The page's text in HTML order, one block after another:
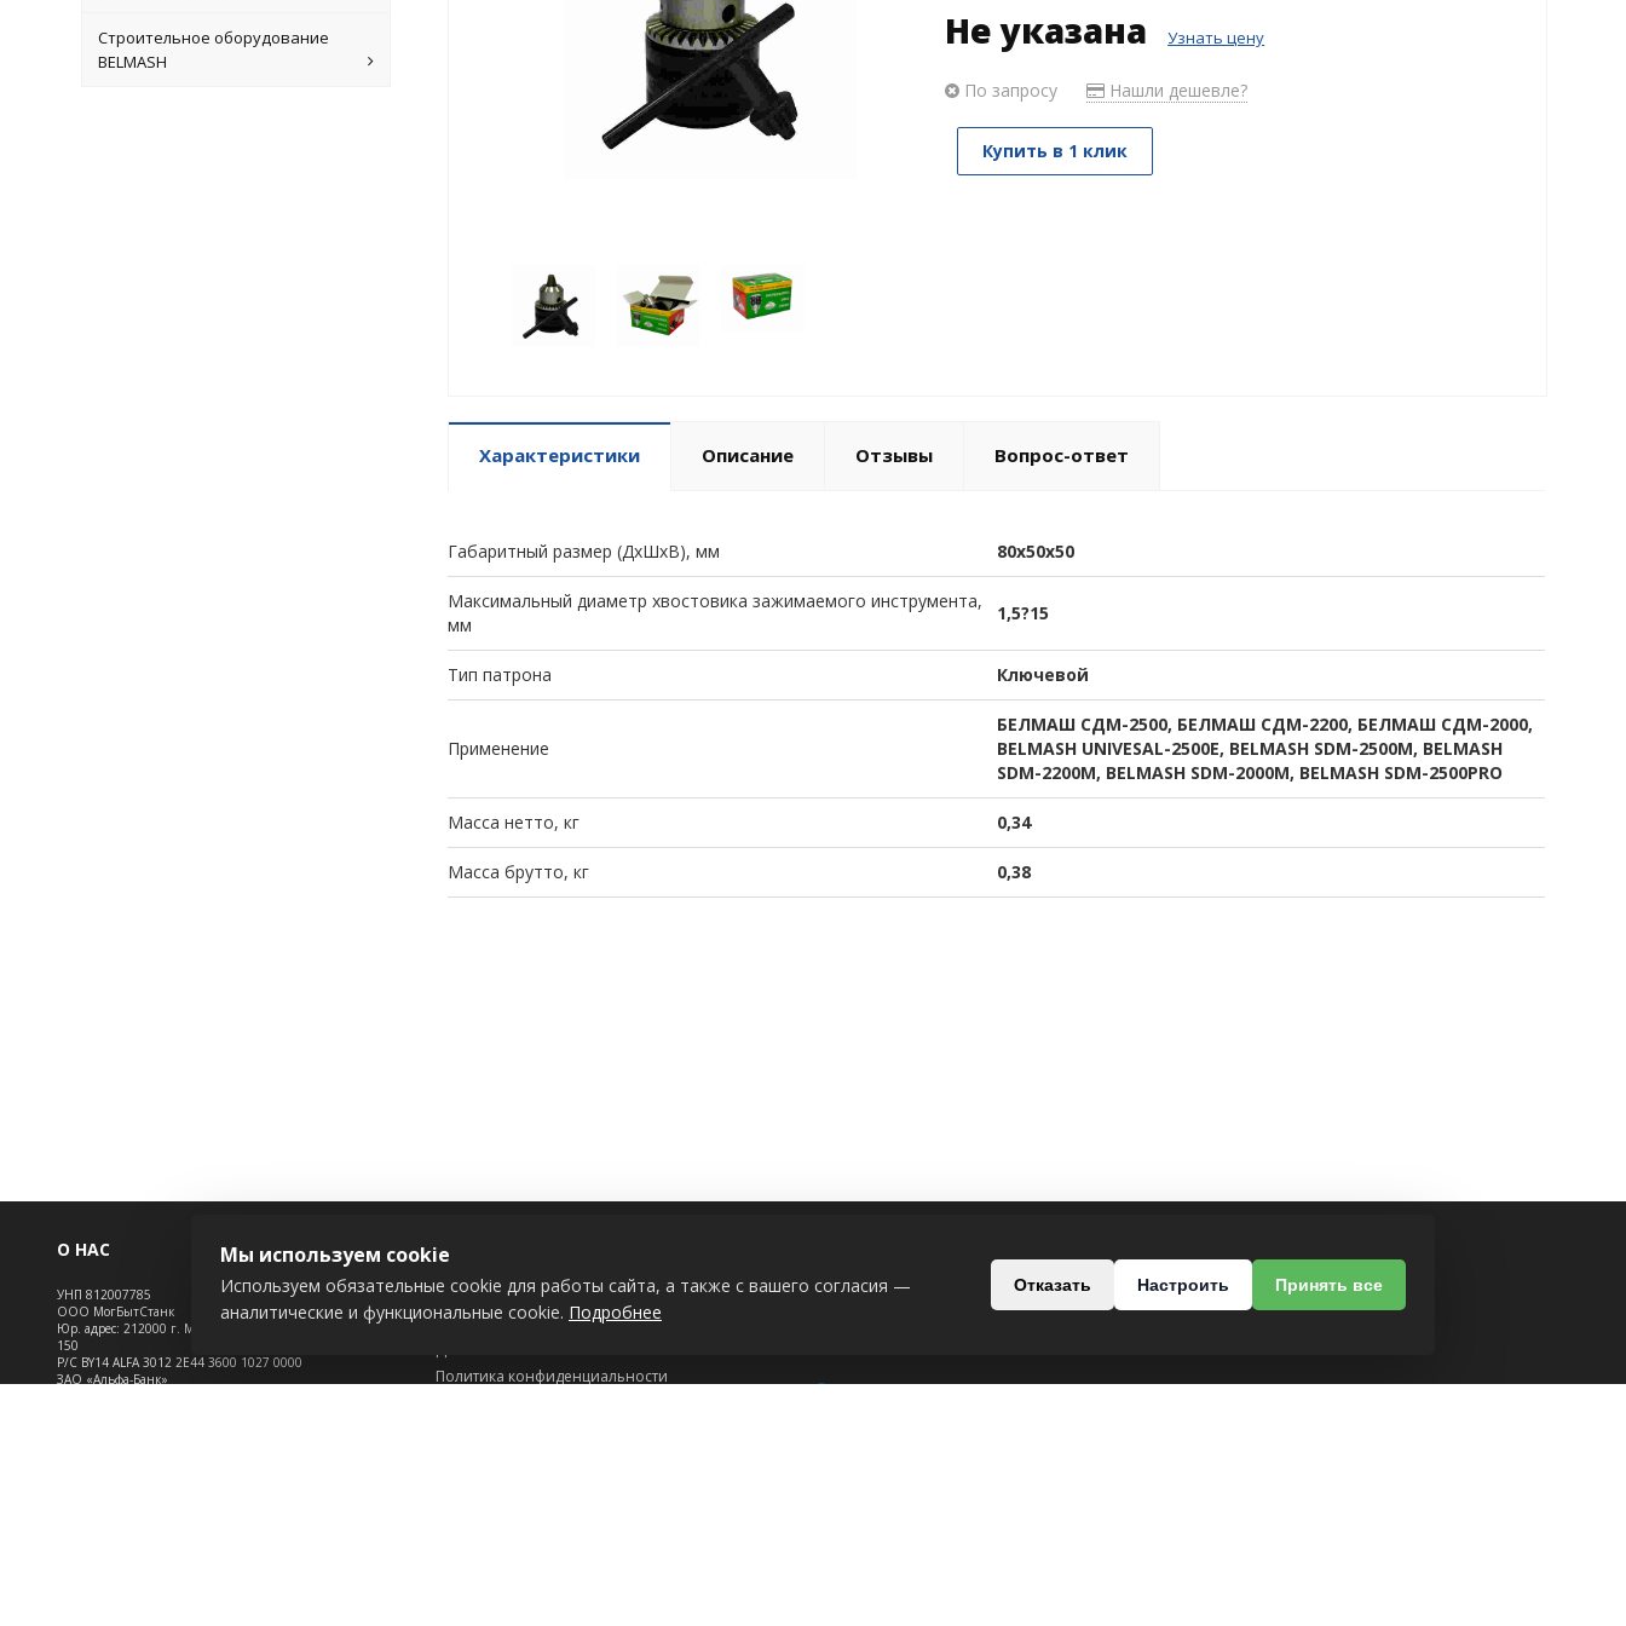
Строительное оборудование
BELMASH
Не указана Узнать цену
По запросу Нашли дешевле?
Купить в 1 клик
Характеристики Описание Отзывы Вопрос-ответ
Габаритный размер (ДхШхВ), мм 80х50х50
Максимальный диаметр хвостовика зажимаемого инструмента,
мм
1,5?15
Тип патрона Ключевой
Применение
БЕЛМАШ СДМ-2500, БЕЛМАШ СДМ-2200, БЕЛМАШ СДМ-2000,
BELMASH UNIVESAL-2500E, BELMASH SDM-2500M, BELMASH
SDM-2200M, BELMASH SDM-2000M, BELMASH SDM-2500PRO
Масса нетто, кг 0,34
Масса брутто, кг 0,38
О НАС
УНП 812007785
ООО МогБытСтанк
Юр. адрес: 212000 г. Могилев, Славгородское шоссе,
150
Р/С BY14 ALFA 3012 2Е44 3600 1027 0000
ЗАО «Альфа-Банк»
ИНФОРМАЦИЯ
Новости
Контакты
Политика конфиденциальности
Беларусь, Могилёв, Славгородский проезд, 37
Мы используем cookie
Используем обязательные cookie для работы сайта, а также с вашего согласия —
аналитические и функциональные cookie. Подробнее
Отказать Настроить Принять все